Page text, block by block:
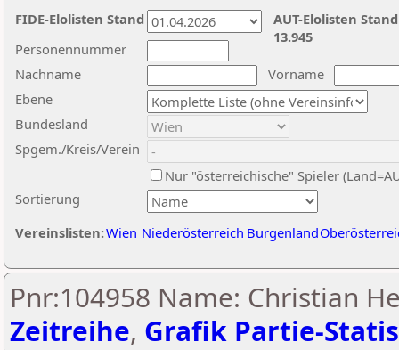
Nachname
Vorname
Ebene
Sortierung
Personennummer
Bundesland
Spgem./Kreis/Verein
Nur "österreichische" Spieler
Vereinslisten:Wien Niederösterreich Burgenland
AUT-Elolisten
13.945
FIDE-Elolisten Stand
Pnr:104958 Name: Christian
Zeitreihe, Grafik Partie-